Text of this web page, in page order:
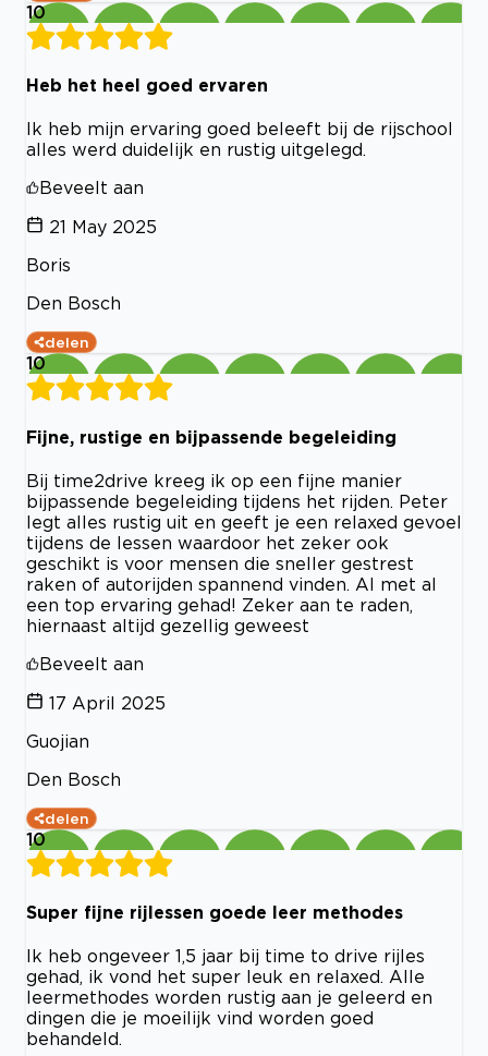
10
Heb het heel goed ervaren
Ik heb mijn ervaring goed beleeft bij de rijschool
alles werd duidelijk en rustig uitgelegd.
Beveelt aan
21 May 2025
Boris
Den Bosch
delen
10
Fijne, rustige en bijpassende begeleiding
Bij time2drive kreeg ik op een fijne manier
bijpassende begeleiding tijdens het rijden. Peter
legt alles rustig uit en geeft je een relaxed gevoel
tijdens de lessen waardoor het zeker ook
geschikt is voor mensen die sneller gestrest
raken of autorijden spannend vinden. Al met al
een top ervaring gehad! Zeker aan te raden,
hiernaast altijd gezellig geweest
Beveelt aan
17 April 2025
Guojian
Den Bosch
delen
10
Super fijne rijlessen goede leer methodes
Ik heb ongeveer 1,5 jaar bij time to drive rijles
gehad, ik vond het super leuk en relaxed. Alle
leermethodes worden rustig aan je geleerd en
dingen die je moeilijk vind worden goed
behandeld.